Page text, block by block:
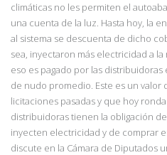
climáticas no les permiten el
una cuenta de la luz. Hasta hoy, la
al sistema se descuenta de dicho
sea, inyectaron más electricidad a
eso es pagado por las
de nudo promedio. Este es un
licitaciones pasadas y que hoy
distribuidoras tienen la obligación
inyecten electricidad y de comprar
discute en la Cámara de Diputados